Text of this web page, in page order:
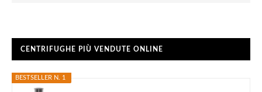
CENTRIFUGHE PIÙ VENDUTE ONLINE
BESTSELLER N. 1